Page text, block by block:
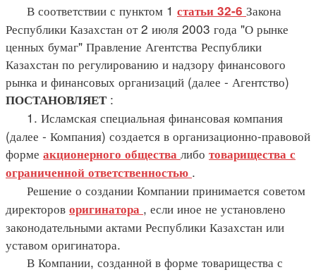
В соответствии с пунктом 1 статьи 32-6 Закона
Республики Казахстан от 2 июля 2003 года "О рынке
ценных бумаг" Правление Агентства Республики
Казахстан по регулированию и надзору финансового
рынка и финансовых организаций (далее - Агентство)
ПОСТАНОВЛЯЕТ :
1. Исламская специальная финансовая компания
(далее - Компания) создается в организационно-правовой
форме акционерного общества либо товарищества с
ограниченной ответственностью .
Решение о создании Компании принимается советом
директоров оригинатора , если иное не установлено
законодательными актами Республики Казахстан или
уставом оригинатора.
В Компании, созданной в форме товарищества с